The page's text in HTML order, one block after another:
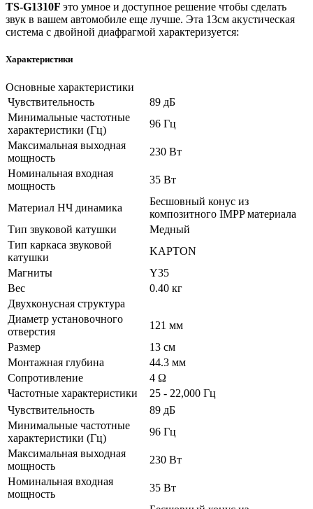
TS-G1310F это умное и доступное решение чтобы сделать
звук в вашем автомобиле еще лучше. Эта 13см акустическая
система с двойной диафрагмой характеризуется:
Характеристики
Основные характеристики
Чувствительность
89 дБ
Минимальные частотные
характеристики (Гц)
96 Гц
Максимальная выходная
мощность
230 Вт
Номинальная входная
мощность
35 Вт
Материал НЧ динамика
Бесшовный конус из
композитного IMPP материала
Тип звуковой катушки
Медный
Тип каркаса звуковой
катушки
KAPTON
Магниты
Y35
Вес
0.40 кг
Двухконусная структура
Диаметр установочного
отверстия
121 мм
Размер
13 см
Монтажная глубина
44.3 мм
Сопротивление
4 Ω
Частотные характеристики
25 - 22,000 Гц
Чувствительность
89 дБ
Минимальные частотные
характеристики (Гц)
96 Гц
Максимальная выходная
мощность
230 Вт
Номинальная входная
мощность
35 Вт